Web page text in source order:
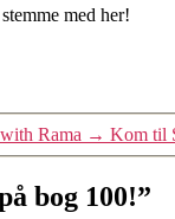
med her!
Rama → Kom til
bog 100!”